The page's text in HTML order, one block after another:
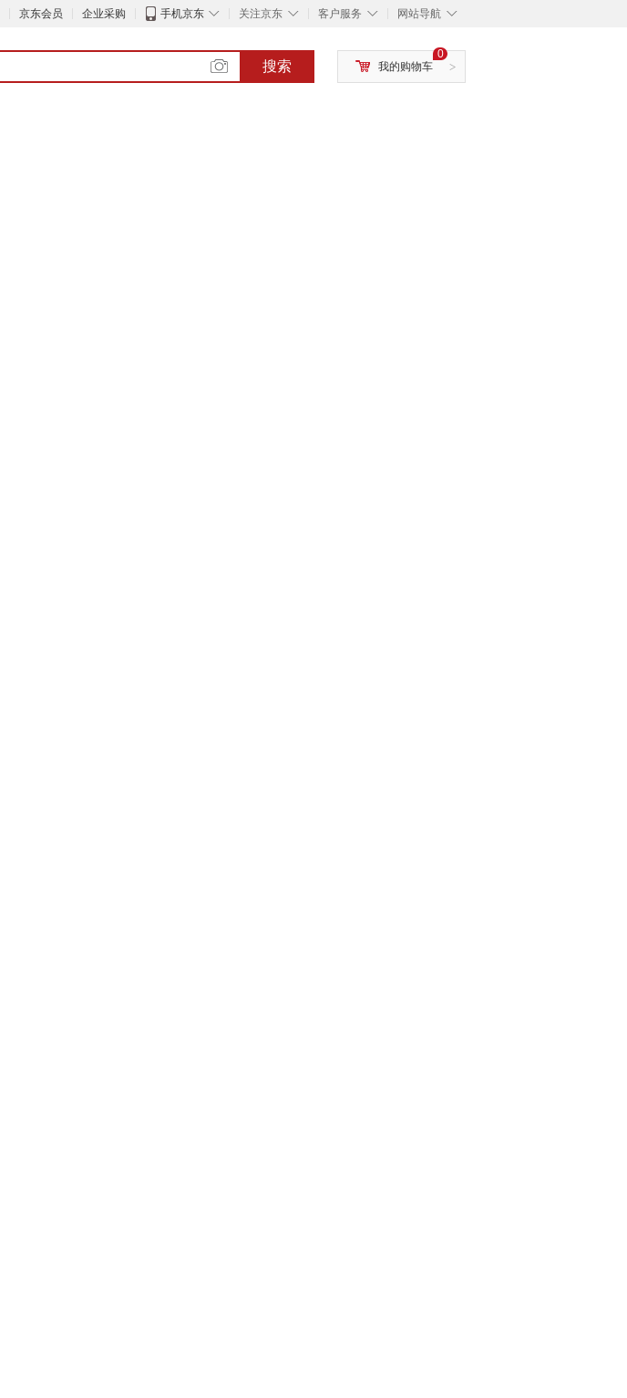
京东会员 企业采购 ◇
手机京东 ◇
关注京东 ◇
客户服务 ◇
网站导航
搜索 >
0
我的购物车